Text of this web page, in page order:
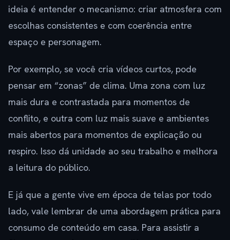
ideia é entender o mecanismo: criar atmosfera com
escolhas consistentes e com coerência entre
espaço e personagem.
Por exemplo, se você cria vídeos curtos, pode
pensar em “zonas” de clima. Uma zona com luz
mais dura e contrastada para momentos de
conflito, e outra com luz mais suave e ambientes
mais abertos para momentos de explicação ou
respiro. Isso dá unidade ao seu trabalho e melhora
a leitura do público.
E já que a gente vive em época de telas por todo
lado, vale lembrar de uma abordagem prática para
consumo de conteúdo em casa. Para assistir a